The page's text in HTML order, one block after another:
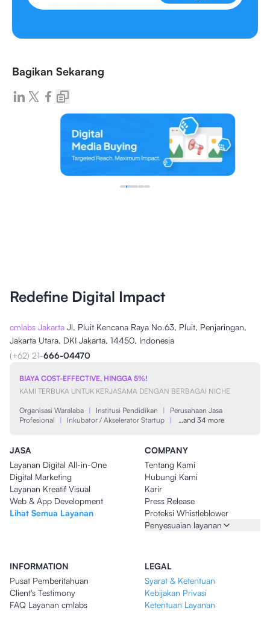
Bagikan Sekarang
Redefine Digital Impact
cmlabs Jakarta Jl. Pluit Kencana Raya No.63, Pluit, Penjaringan,
Jakarta Utara, DKI Jakarta, 14450, Indonesia
(+62) 21-666-04470
BIAYA COST-EFFECTIVE, HINGGA 5%!
KAMI TERBUKA UNTUK KERJASAMA DENGAN BERBAGAI NICHE
Organisasi Waralaba | Institusi Pendidikan |
Perusahaan Jasa
Profesional
| Inkubator / Akselerator Startup | …and 34 more
JASA
Layanan Digital All-in-One
Digital Marketing
Layanan Kreatif Visual
Web & App Development
Lihat Semua Layanan
COMPANY
Tentang Kami
Hubungi Kami
Karir
Press Release
Proteksi Whistleblower
Penyesuaian layanan
INFORMATION
Pusat Pemberitahuan
Client's Testimony
FAQ Layanan cmlabs
LEGAL
Syarat & Ketentuan
Kebijakan Privasi
Ketentuan Layanan